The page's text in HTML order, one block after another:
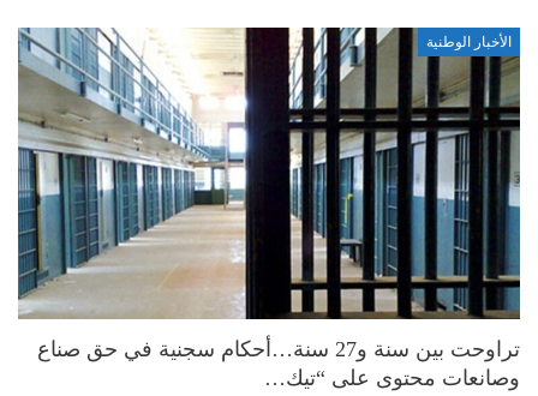
الأخبار الوطنية
تراوحت بين سنة و27 سنة…أحكام سجنية في حق صناع
وصانعات محتوى على “تيك…